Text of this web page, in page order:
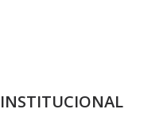
INSTITUCIONAL